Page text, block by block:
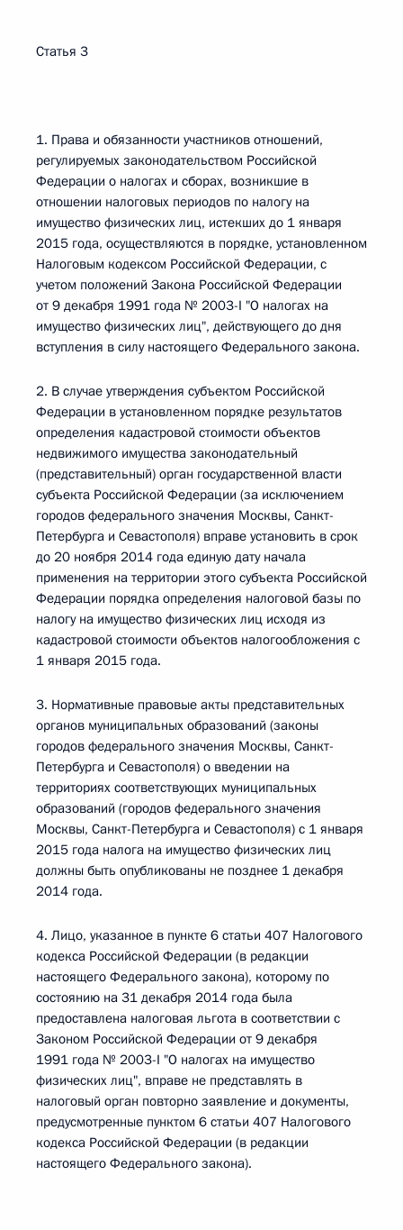
Статья 3
1. Права и обязанности участников отношений,
регулируемых законодательством Российской
Федерации о налогах и сборах, возникшие в
отношении налоговых периодов по налогу на
имущество физических лиц, истекших до 1 января
2015 года, осуществляются в порядке, установленном
Налоговым кодексом Российской Федерации, с
учетом положений Закона Российской Федерации
от 9 декабря 1991 года № 2003-I "О налогах на
имущество физических лиц", действующего до дня
вступления в силу настоящего Федерального закона.
2. В случае утверждения субъектом Российской
Федерации в установленном порядке результатов
определения кадастровой стоимости объектов
недвижимого имущества законодательный
(представительный) орган государственной власти
субъекта Российской Федерации (за исключением
городов федерального значения Москвы, Санкт-
Петербурга и Севастополя) вправе установить в срок
до 20 ноября 2014 года единую дату начала
применения на территории этого субъекта Российской
Федерации порядка определения налоговой базы по
налогу на имущество физических лиц исходя из
кадастровой стоимости объектов налогообложения с
1 января 2015 года.
3. Нормативные правовые акты представительных
органов муниципальных образований (законы
городов федерального значения Москвы, Санкт-
Петербурга и Севастополя) о введении на
территориях соответствующих муниципальных
образований (городов федерального значения
Москвы, Санкт-Петербурга и Севастополя) с 1 января
2015 года налога на имущество физических лиц
должны быть опубликованы не позднее 1 декабря
2014 года.
4. Лицо, указанное в пункте 6 статьи 407 Налогового
кодекса Российской Федерации (в редакции
настоящего Федерального закона), которому по
состоянию на 31 декабря 2014 года была
предоставлена налоговая льгота в соответствии с
Законом Российской Федерации от 9 декабря
1991 года № 2003-I "О налогах на имущество
физических лиц", вправе не представлять в
налоговый орган повторно заявление и документы,
предусмотренные пунктом 6 статьи 407 Налогового
кодекса Российской Федерации (в редакции
настоящего Федерального закона).